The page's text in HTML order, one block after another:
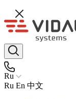
Ru
Ru En 中文